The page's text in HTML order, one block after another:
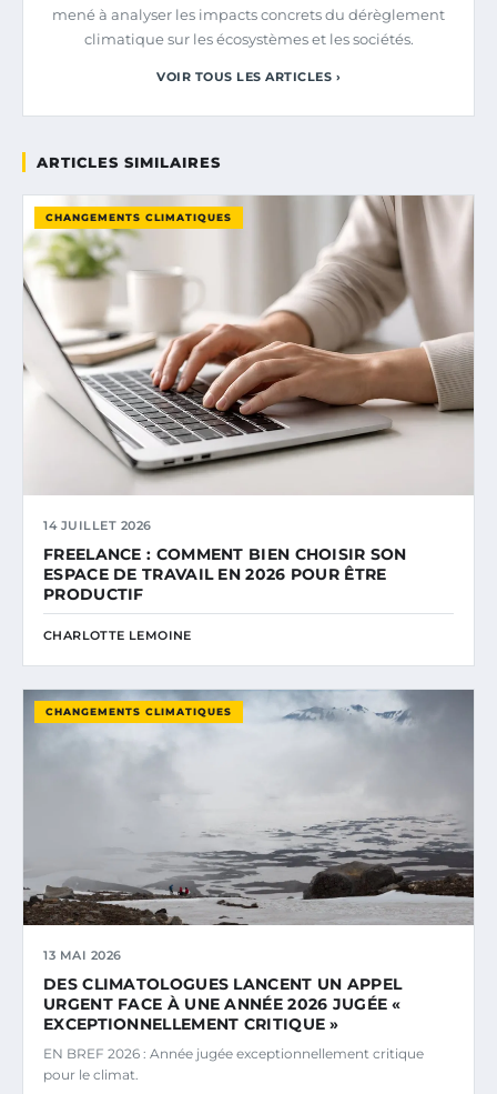
mené à analyser les impacts concrets du dérèglement
climatique sur les écosystèmes et les sociétés.
VOIR TOUS LES ARTICLES ›
ARTICLES SIMILAIRES
CHANGEMENTS CLIMATIQUES
14 JUILLET 2026
FREELANCE : COMMENT BIEN CHOISIR SON
ESPACE DE TRAVAIL EN 2026 POUR ÊTRE
PRODUCTIF
CHARLOTTE LEMOINE
CHANGEMENTS CLIMATIQUES
13 MAI 2026
DES CLIMATOLOGUES LANCENT UN APPEL
URGENT FACE À UNE ANNÉE 2026 JUGÉE «
EXCEPTIONNELLEMENT CRITIQUE »
EN BREF 2026 : Année jugée exceptionnellement critique
pour le climat.